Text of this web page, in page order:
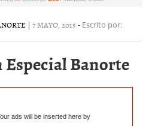
| 7 MAYO, 2015 - Escrito por:
Banorte
ads will be inserted here by